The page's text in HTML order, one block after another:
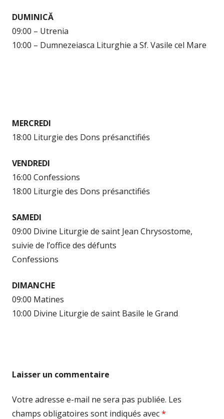
DUMINICĂ
09:00 – Utrenia
10:00 – Dumnezeiasca Liturghie a Sf. Vasile cel Mare
MERCREDI
18:00 Liturgie des Dons présanctifiés
VENDREDI
16:00 Confessions
18:00 Liturgie des Dons présanctifiés
SAMEDI
09:00 Divine Liturgie de saint Jean Chrysostome,
suivie de l’office des défunts
Confessions
DIMANCHE
09:00 Matines
10:00 Divine Liturgie de saint Basile le Grand
Laisser un commentaire
Votre adresse e-mail ne sera pas publiée. Les
champs obligatoires sont indiqués avec*